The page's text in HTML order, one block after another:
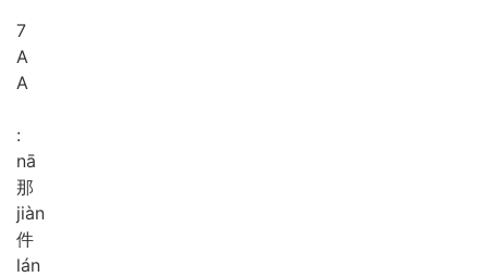
7
A
A
:
nā
那
jiàn
件
lán